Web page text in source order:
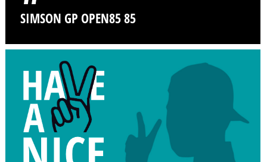
SIMSON GP OPEN85 85